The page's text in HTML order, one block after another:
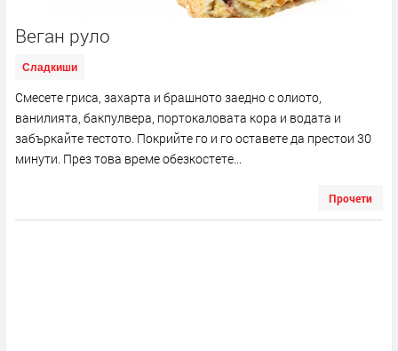
Веган руло
Сладкиши
Смесете гриса, захарта и брашното заедно с олиото,
ванилията, бакпулвера, портокаловата кора и водата и
забъркайте тестото. Покрийте го и го оставете да престои 30
минути. През това време обезкостете...
Прочети